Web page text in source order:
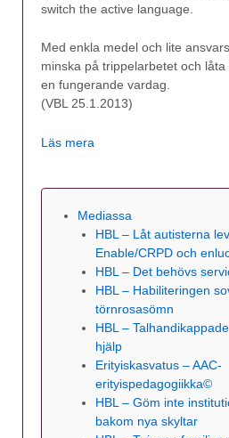
switch the active language.
Med enkla medel och lite
minska på trippelarbetet och
en fungerande vardag.
(VBL 25.1.2013)
Läs mera
Mediassa
HBL – Låt autisterna
Enable/CRPD och
HBL – Det behövs
HBL – Habiliteringen
törnrosasömn
HBL –
hjälp
Erityiskasvatus – AAC-
erityispedagogiikka©
HBL – Göm inte
bakom nya skyltar